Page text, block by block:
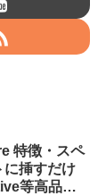
特徴・スペ
に挿すだけ
等高品質